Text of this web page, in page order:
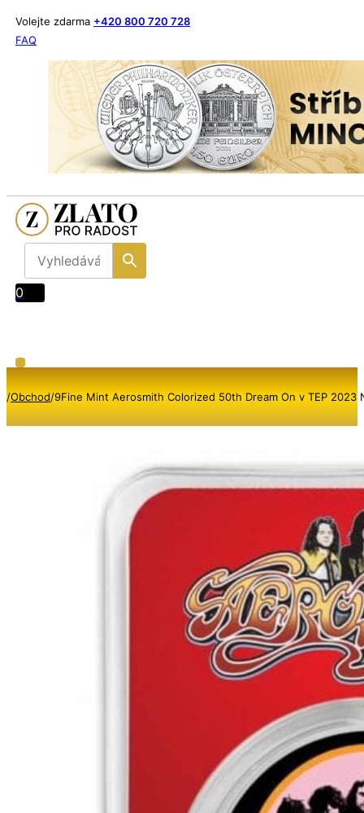
Volejte zdarma +420 800 720 728
FAQ
0
/Obchod/9Fine Mint Aerosmith Colorized 50th Dream On v TEP 2023